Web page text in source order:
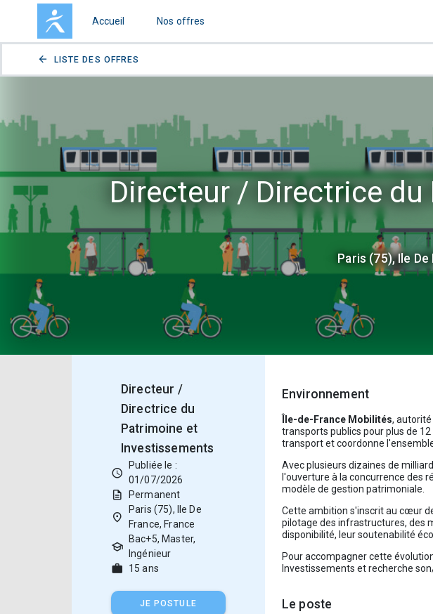
Accueil Nos offres
arrow_back LISTE DES OFFRES
Directeur / Directrice
Paris (75), Ile
Directeur /
Directrice du
Patrimoine et
Investissements
schedule
Publiée le :
01/07/2026
description Permanent
place
Paris (75), Ile De
France, France
school
Bac+5, Master,
Ingénieur
work 15 ans
JE POSTULE
Environnement
Île-de-France Mobilités,
transports publics pour plus de
transport et coordonne
Avec plusieurs dizaines de
l'ouverture à la concurrence des
modèle de gestion patrimoniale.
Cette ambition s'inscrit au cœur
pilotage des infrastructures, des
disponibilité, leur soutenabilité
Pour accompagner cette
Investissements et recherche
Le poste